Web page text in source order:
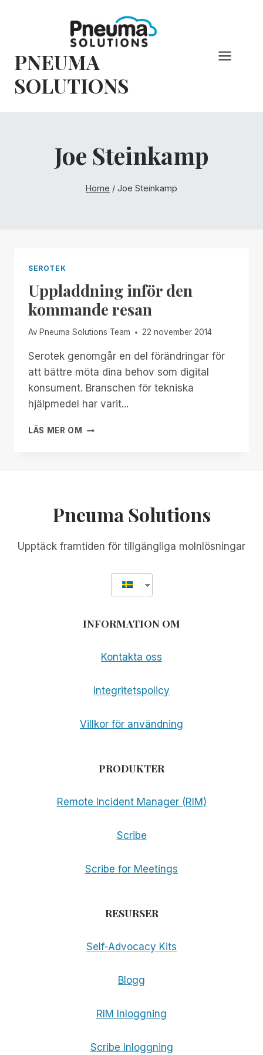
PNEUMA
SOLUTIONS
Joe Steinkamp
Home / Joe Steinkamp
SEROTEK
Uppladdning inför den
kommande resan
Av Pneuma Solutions Team 22 november 2014
Serotek genomgår en del förändringar för
att bättre möta dina behov som digital
konsument. Branschen för tekniska
hjälpmedel har varit...
LÄS MER OM
UPPLADDNING
Pneuma Solutions
Upptäck framtiden för tillgängliga molnlösningar
INFORMATION OM
Kontakta oss
Integritetspolicy
Villkor för användning
PRODUKTER
Remote Incident Manager (RIM)
Scribe
Scribe for Meetings
RESURSER
Self-Advocacy Kits
Blogg
RIM Inloggning
Scribe Inloggning